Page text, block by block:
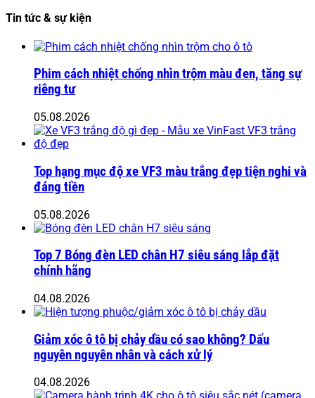
Tin tức & sự kiện
Phim cách nhiệt chống nhìn trộm màu đen, tăng sự
riêng tư
05.08.2026
Top hạng mục độ xe VF3 màu trắng đẹp tiện nghi và
đáng tiền
05.08.2026
Top 7 Bóng đèn LED chân H7 siêu sáng lắp đặt
chính hãng
04.08.2026
Giảm xóc ô tô bị chảy dầu có sao không? Dấu
nguyên nguyên nhân và cách xử lý
04.08.2026